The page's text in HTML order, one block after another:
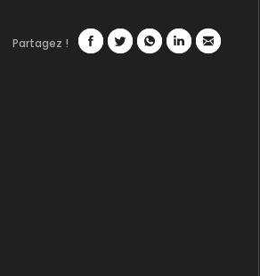
Partagez !